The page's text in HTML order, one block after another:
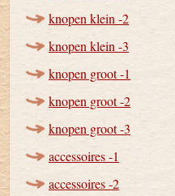
knopen klein -2
knopen klein -3
knopen groot -1
knopen groot -2
knopen groot -3
accessoires -1
accessoires -2